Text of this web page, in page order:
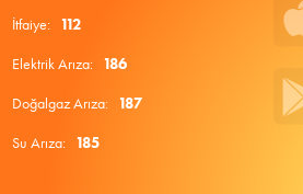
İtfaiye: 112
Elektrik Arıza: 186
Doğalgaz Arıza: 187
Su Arıza: 185